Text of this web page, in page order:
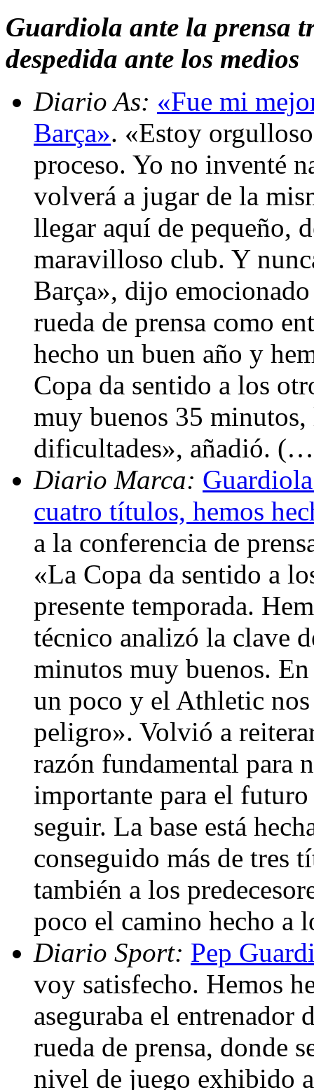
Guardiola ante la prensa
despedida ante los medios
Diario As: «Fue mi
Barça». «Estoy
proceso. Yo no inventé
volverá a jugar de la
llegar aquí de pequeño,
maravilloso club. Y
Barça», dijo
rueda de prensa como
hecho un buen año y
Copa da sentido a los
muy buenos 35
dificultades», añadió.
Diario Marca:
cuatro títulos, hemos
a la conferencia de
«La Copa da sentido a
presente temporada.
técnico analizó la clave
minutos muy buenos.
un poco y el Athletic nos
peligro». Volvió a
razón fundamental para
importante para el futuro
seguir. La base está
conseguido más de tres
también a los
poco el camino hecho a
Diario Sport: Pep
voy satisfecho. Hemos
aseguraba el entrenador
rueda de prensa, donde
nivel de juego exhibido